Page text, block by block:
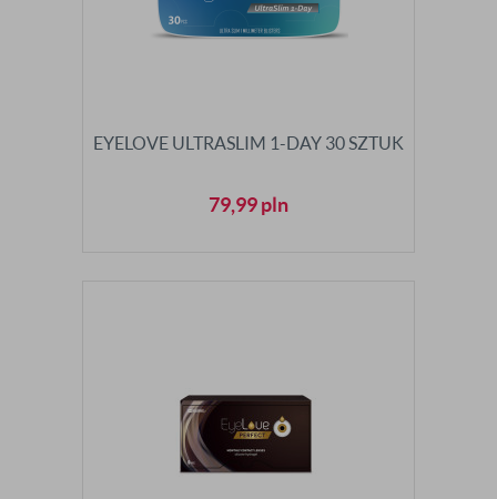
EYELOVE ULTRASLIM 1-DAY 30 SZTUK
79,99pln